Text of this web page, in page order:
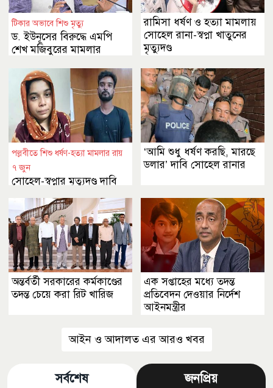
টিকার অভাবে শিশু মৃত্যু
ড. ইউনূসের বিরুদ্ধে এমপি
শেখ মজিবুরের মামলার
রামিসা ধর্ষণ ও হত্যা মামলায়
সোহেল রানা-স্বপ্না খাতুনের
মৃত্যুদণ্ড
পল্লবীতে শিশু ধর্ষণ-হত্যা মামলার রায়
৭ জুন
সোহেল-স্বপ্নার মৃত্যুদণ্ড দাবি
‘আমি শুধু ধর্ষণ করছি, মারছে
ডলার’ দাবি সোহেল রানার
অন্তর্বর্তী সরকারের কর্মকাণ্ডের
তদন্ত চেয়ে করা রিট খারিজ
এক সপ্তাহের মধ্যে তদন্ত
প্রতিবেদন দেওয়ার নির্দেশ
আইনমন্ত্রীর
আইন ও আদালত এর আরও খবর
সর্বশেষ জনপ্রিয়